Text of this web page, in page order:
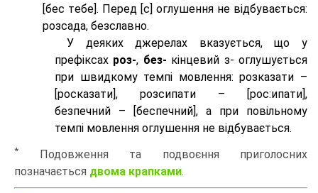
[бес тeбе]. Перед [с] оглушення не відбувається:
розсада, безславно.
У деяких джерелах вказується, що у
префіксах роз-, без- кінцевий з- оглушується
при швидкому темпі мовлення: розказати –
[росказати], розсипати – [роc:ипати],
безпечний – [беспечний], а при повільному
темпі мовлення оглушення не відбувається.
*
Подовження та подвоєння приголосних
позначається двома крапками.